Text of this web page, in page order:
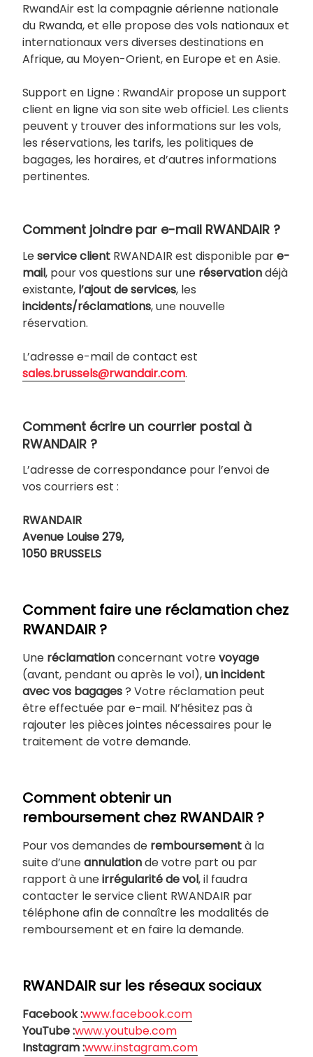
RwandAir est la compagnie aérienne nationale
du Rwanda, et elle propose des vols nationaux et
internationaux vers diverses destinations en
Afrique, au Moyen-Orient, en Europe et en Asie.
Support en Ligne : RwandAir propose un support
client en ligne via son site web officiel. Les clients
peuvent y trouver des informations sur les vols,
les réservations, les tarifs, les politiques de
bagages, les horaires, et d’autres informations
pertinentes.
Comment joindre par e-mail RWANDAIR ?
Leservice client RWANDAIR est disponible pare-
mail, pour vos questions sur une réservationdéjà
existante, l’ajout de services, les
incidents/réclamations, une nouvelle
réservation.
L’adresse e-mail de contact est
sales.brussels@rwandair.com.
Comment écrire un courrier postal à
RWANDAIR ?
L’adresse de correspondance pour l’envoi de
vos courriers est :
RWANDAIR
Avenue Louise 279,
1050 BRUSSELS
Comment faire une réclamation chez
RWANDAIR ?
Une réclamationconcernant votrevoyage
(avant, pendant ou après le vol),un incident
avec vos bagages? Votre réclamation peut
être effectuée par e-mail. N’hésitez pas à
rajouter les pièces jointes nécessaires pour le
traitement de votre demande.
Comment obtenir un
remboursement chez RWANDAIR ?
Pour vos demandes de remboursementà la
suite d’uneannulationde votre part ou par
rapport à uneirrégularité de vol, il faudra
contacter le service client RWANDAIR par
téléphone afin de connaître les modalités de
remboursement et en faire la demande.
RWANDAIR sur les réseaux sociaux
Facebook :www.facebook.com
YouTube :www.youtube.com
Instagram :www.instagram.com